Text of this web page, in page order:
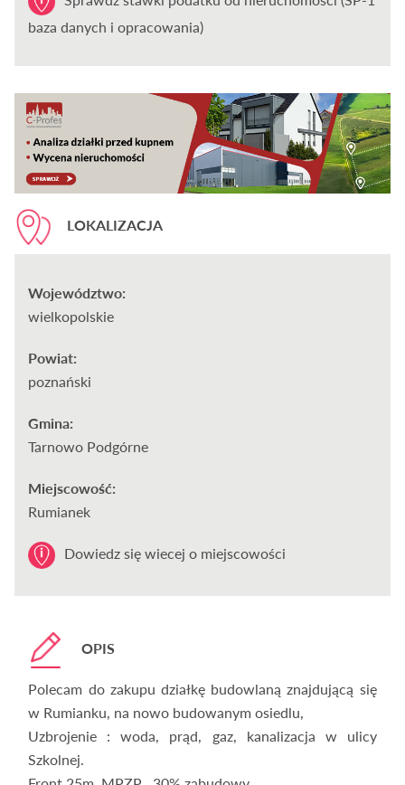
baza danych i opracowania)
LOKALIZACJA
Województwo:
wielkopolskie
Powiat:
poznański
Gmina:
Tarnowo Podgórne
Miejscowość:
Rumianek
Dowiedz się wiecej o miejscowości
OPIS
Polecam do zakupu działkę budowlaną znajdującą się
w Rumianku, na nowo budowanym osiedlu,
Uzbrojenie : woda, prąd, gaz, kanalizacja w ulicy
Szkolnej.